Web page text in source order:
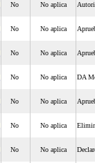
No No aplica
No No aplica
No No aplica
No No aplica DA
No No aplica
No No aplica
No No aplica